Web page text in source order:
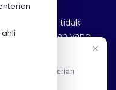
adalah tidak
atau kerugian yang
mana maklumat
Rasmi Kementerian